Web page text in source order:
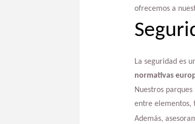
ofrecemos a
La seguridad es
normativas
Nuestros
entre elementos,
Además,